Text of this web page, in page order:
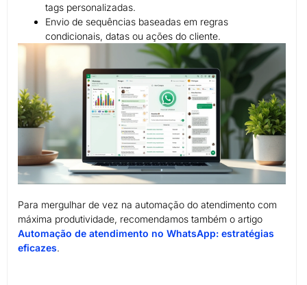
tags personalizadas.
Envio de sequências baseadas em regras
condicionais, datas ou ações do cliente.
Para mergulhar de vez na automação do atendimento com
máxima produtividade, recomendamos também o artigo
Automação de atendimento no WhatsApp: estratégias
eficazes.